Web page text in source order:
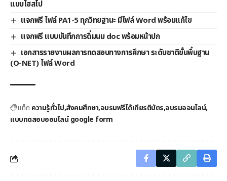
แบบไฮสโป
แจกฟรี ไฟล์ PA1-5 ทุกวิทยฐานะ มีไฟล์ Word พร้อมแก้ไข
แจกฟรี แบบบันทึกการดื่มนม doc พร้อมหน้าปก
เอกสารรายงานผลการทดสอบทางการศึกษา ระดับชาติขั้นพื้นฐาน
(O-NET) ไฟล์ Word
แท็ก ความรู้ทั่วไป สังคมศึกษา อบรมฟรีได้เกียรติบัตร อบรมออนไลน์
แบบทดสอบออนไลน์ google form